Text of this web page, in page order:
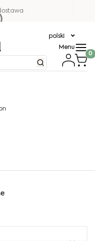
polski
Menu